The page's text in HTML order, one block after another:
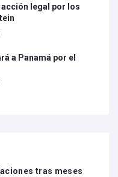
legal por los
a Panamá por el
tras meses